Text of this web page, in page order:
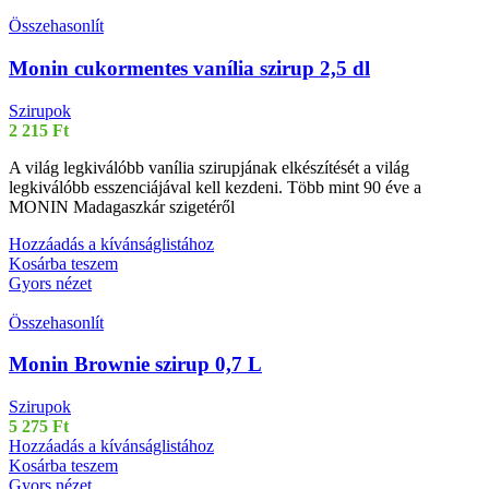
Összehasonlít
Monin cukormentes vanília szirup 2,5 dl
Szirupok
2 215 Ft
A világ legkiválóbb vanília szirupjának elkészítését a világ
legkiválóbb esszenciájával kell kezdeni. Több mint 90 éve a
MONIN Madagaszkár szigetéről
Hozzáadás a kívánságlistához
Kosárba teszem
Gyors nézet
Összehasonlít
Monin Brownie szirup 0,7 L
Szirupok
5 275 Ft
Hozzáadás a kívánságlistához
Kosárba teszem
Gyors nézet